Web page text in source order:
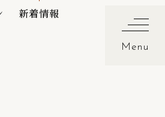
新着情報
Menu